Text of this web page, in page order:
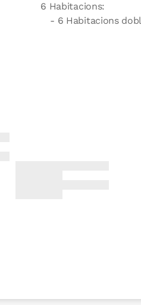
6 Habitacions:
- 6 Habitacions